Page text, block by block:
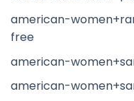
american-
free
american-
american-